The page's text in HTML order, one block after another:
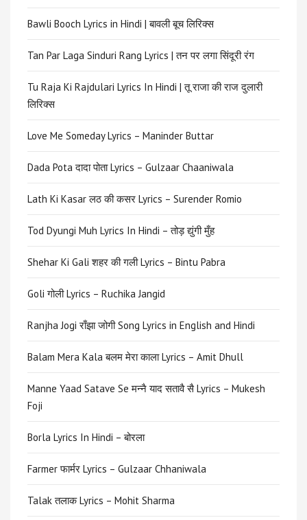
Bawli Booch Lyrics in Hindi | बावली बूच लिरिक्स
Tan Par Laga Sinduri Rang Lyrics | तन पर लगा सिंदूरी रंग
Tu Raja Ki Rajdulari Lyrics In Hindi | तू राजा की राज दुलारी
लिरिक्स
Love Me Someday Lyrics – Maninder Buttar
Dada Pota दादा पोता Lyrics – Gulzaar Chaaniwala
Lath Ki Kasar लठ की कसर Lyrics – Surender Romio
Tod Dyungi Muh Lyrics In Hindi – तोड़ द्युंगी मुँह
Shehar Ki Gali शहर की गली Lyrics – Bintu Pabra
Goli गोली Lyrics – Ruchika Jangid
Ranjha Jogi राँझा जोगी Song Lyrics in English and Hindi
Balam Mera Kala बलम मेरा काला Lyrics – Amit Dhull
Manne Yaad Satave Se मन्नै याद सतावै सै Lyrics – Mukesh
Foji
Borla Lyrics In Hindi – बोरला
Farmer फार्मर Lyrics – Gulzaar Chhaniwala
Talak तलाक Lyrics – Mohit Sharma